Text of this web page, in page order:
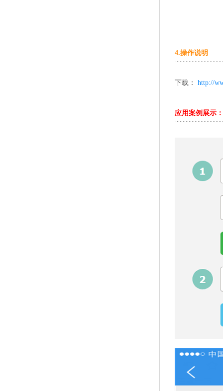
4.操作说明
下载： http://
应用案例展示：